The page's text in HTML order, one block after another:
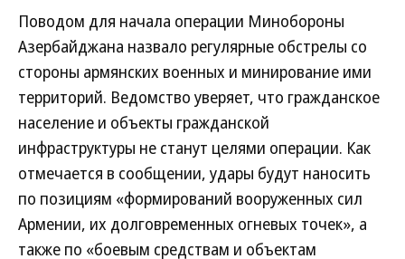
Поводом для начала операции Минобороны
Азербайджана назвало регулярные обстрелы со
стороны армянских военных и минирование ими
территорий. Ведомство уверяет, что гражданское
население и объекты гражданской
инфраструктуры не станут целями операции. Как
отмечается в сообщении, удары будут наносить
по позициям «формирований вооруженных сил
Армении, их долговременных огневых точек», а
также по «боевым средствам и объектам